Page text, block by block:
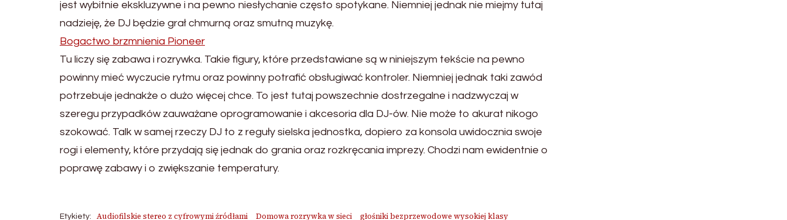
jest wybitnie ekskluzywne i na pewno niesłychanie często spotykane. Niemniej jednak nie miejmy tutaj
nadzieję, że DJ będzie grał chmurną oraz smutną muzykę.
Bogactwo brzmnienia Pioneer
Tu liczy się zabawa i rozrywka. Takie figury, które przedstawiane są w niniejszym tekście na pewno
powinny mieć wyczucie rytmu oraz powinny potrafić obsługiwać kontroler. Niemniej jednak taki zawód
potrzebuje jednakże o dużo więcej chce. To jest tutaj powszechnie dostrzegalne i nadzwyczaj w
szeregu przypadków zauważane oprogramowanie i akcesoria dla DJ-ów. Nie może to akurat nikogo
szokować. Talk w samej rzeczy DJ to z reguły sielska jednostka, dopiero za konsola uwidocznia swoje
rogi i elementy, które przydają się jednak do grania oraz rozkręcania imprezy. Chodzi nam ewidentnie o
poprawę zabawy i o zwiększanie temperatury.
Etykiety: Audiofilskie stereo z cyfrowymi źródłami Domowa rozrywka w sieci
głośniki bezprzewodowe wysokiej klasy